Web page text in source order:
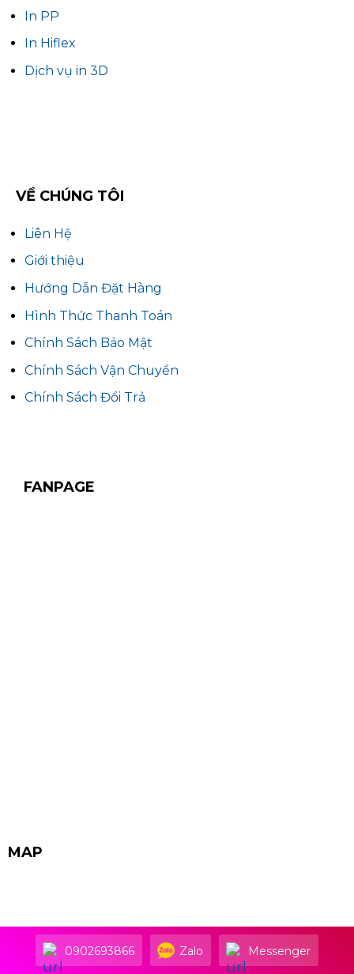
In PP
In Hiflex
Dịch vụ in 3D
VỀ CHÚNG TÔI
Liên Hệ
Giới thiệu
Hướng Dẫn Đặt Hàng
Hình Thức Thanh Toán
Chính Sách Bảo Mật
Chính Sách Vận Chuyển
Chính Sách Đổi Trả
FANPAGE
MAP
0902693866 Zalo Messenger